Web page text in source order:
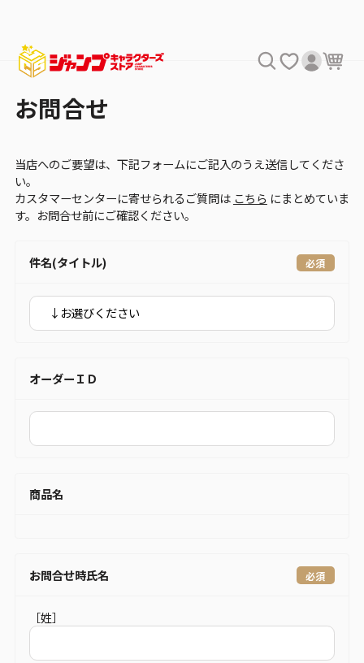
お問合せ
当店へのご要望は、下記フォームにご記入のうえ送信してくださ
い。
カスタマーセンターに寄せられるご質問は こちら にまとめていま
す。お問合せ前にご確認ください。
件名(タイトル)
オーダーＩＤ
商品名
お問合せ時氏名
［姓］